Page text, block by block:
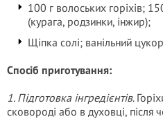
100 г волоських горіхів;
(курага, родзинки, інжир);
Щіпка солі; ванільний
Спосіб приготування:
1. Підготовка інгредієнтів.
сковороді або в духовці, після